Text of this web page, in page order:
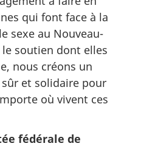
qui font face à la
sexe au Nouveau-
soutien dont elles
nous créons un
et solidaire pour
où vivent ces
fédérale de